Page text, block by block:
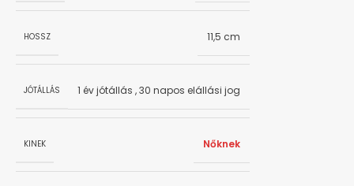
HOSSZ 11,5 cm
JÓTÁLLÁS 1 év jótállás ,30 napos elállási jog
KINEK Nőknek